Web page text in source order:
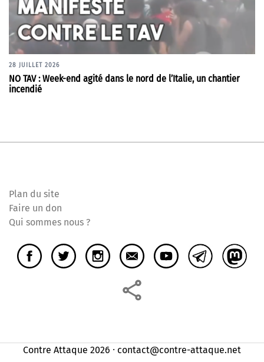
28 JUILLET 2026
NO TAV : Week-end agité dans le nord de l’Italie, un chantier
incendié
Plan du site
Faire un don
Qui sommes nous ?
Contre Attaque 2026 ⸱ contact@contre-attaque.net